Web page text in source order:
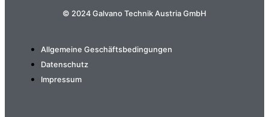
© 2024 Galvano Technik Austria GmbH
Allgemeine Geschäftsbedingungen
Datenschutz
Impressum